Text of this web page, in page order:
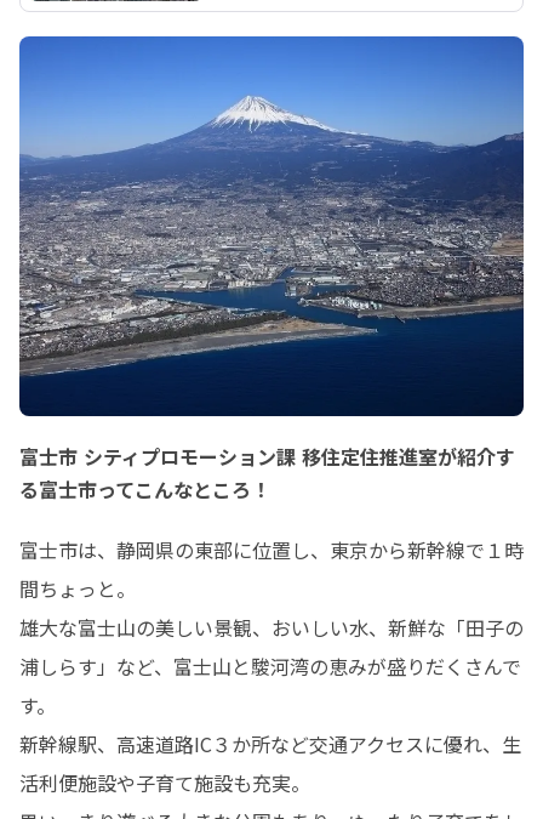
する人もいるんです
んのアナウンスを聞
富士市 シティプロモーション課 移住定住推進室が紹介す
る富士市ってこんなところ！
富士市は、静岡県の東部に位置し、東京から新幹線で１時
間ちょっと。
雄大な富士山の美しい景観、おいしい水、新鮮な「田子の
浦しらす」など、富士山と駿河湾の恵みが盛りだくさんで
す。
新幹線駅、高速道路IC３か所など交通アクセスに優れ、生
活利便施設や子育て施設も充実。